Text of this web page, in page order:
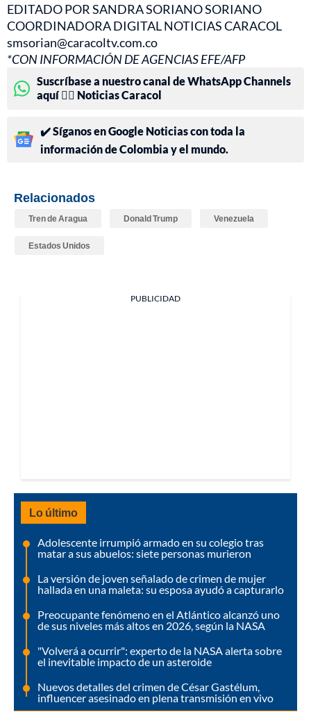
EDITADO POR SANDRA SORIANO SORIANO
COORDINADORA DIGITAL NOTICIAS CARACOL
smsorian@caracoltv.com.co
*CON INFORMACIÓN DE AGENCIAS EFE/AFP
Suscríbase a nuestro canal de WhatsApp Channels
aquí 👉🏻 Noticias Caracol
✔️ Síganos en Google Noticias con toda la
información de Colombia y el mundo.
Relacionados
Tren de Aragua Donald Trump Venezuela
Estados Unidos
PUBLICIDAD
Lo último
Adolescente irrumpió armado en su colegio tras
matar a sus abuelos: siete personas murieron
La versión de joven señalado de crimen de mujer
hallada en una maleta: su esposa ayudó a capturarlo
Preocupante fenómeno en el Atlántico alcanzó uno
de sus niveles más altos en 2026, según la NASA
"Volverá a ocurrir": experto de la NASA alerta sobre
el inevitable impacto de un asteroide
Nuevos detalles del crimen de César Gastélum,
influencer asesinado en plena transmisión en vivo